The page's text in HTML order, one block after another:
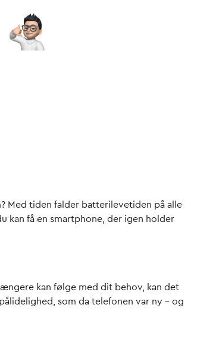
Med tiden falder batterilevetiden på alle
kan få en smartphone, der igen holder
kan følge med dit behov, kan det
som da telefonen var ny – og